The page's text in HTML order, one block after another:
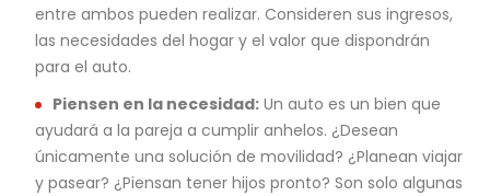
entre ambos pueden realizar. Consideren sus ingresos,
las necesidades del hogar y el valor que dispondrán
para el auto.
Piensen en la necesidad: Un auto es un bien que
ayudará a la pareja a cumplir anhelos. ¿Desean
únicamente una solución de movilidad? ¿Planean viajar
y pasear? ¿Piensan tener hijos pronto? Son solo algunas